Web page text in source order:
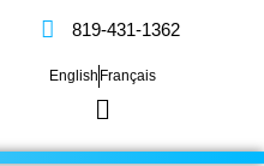
819-431-1362
English Français